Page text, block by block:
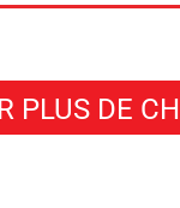
PLUS DE